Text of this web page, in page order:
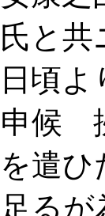
と
頃
申候
遣ひ
るが